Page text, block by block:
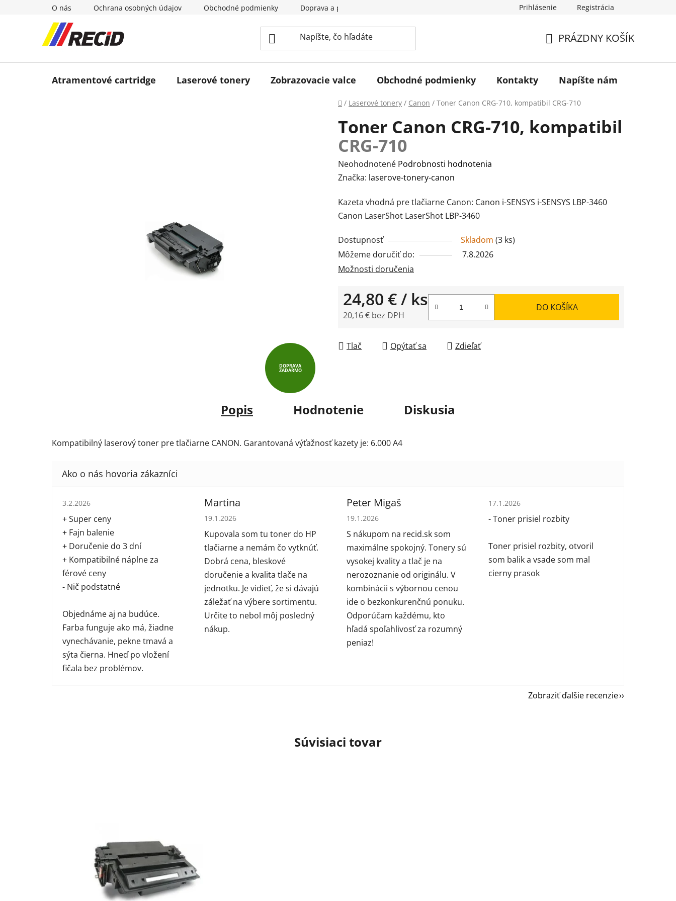
O nás Ochrana osobných údajov Obchodné podmienky Doprava a pladba Prihlásenie Registrácia
KOŠÍK
PRÁZDNY KOŠÍK
Atramentové cartridge Laserové tonery Zobrazovacie valce Obchodné podmienky Kontakty Napíšte nám
Domov
/ Laserové tonery / Canon / Toner Canon CRG-710, kompatibil CRG-710
Toner Canon CRG-710, kompatibil
CRG-710
Priemerné
hodnotenie
je
0,0
5
hviezdičiek.
Neohodnotené Podrobnosti hodnotenia
Značka: laserove-tonery-canon
Kazeta vhodná pre tlačiarne Canon: Canon i-SENSYS i-SENSYS LBP-3460
Canon LaserShot LaserShot LBP-3460
Dostupnosť Skladom (3 ks)
Môžeme doručiť do:
7.8.2026
Možnosti doručenia
24,80 €/ ks
20,16 € bez DPH
DO KOŠÍKA
Tlač Opýtať sa Zdieľať
DOPRAVA
ZADARMO
Popis Hodnotenie Diskusia
Kompatibilný laserový toner pre tlačiarne CANON. Garantovaná výťažnosť kazety je: 6.000 A4
Hodnotenie obchodu je 5 z 5 hviezdičiek.
3.2.2026
+ Super ceny
+ Fajn balenie
+ Doručenie do 3 dní
+ Kompatibilné náplne za
férové ceny
- Nič podstatné
Objednáme aj na budúce.
Farba funguje ako má, žiadne
vynechávanie, pekne tmavá a
sýta čierna. Hneď po vložení
fičala bez problémov.
Martina
Hodnotenie obchodu je 5 z 5 hviezdičiek.
19.1.2026
Kupovala som tu toner do HP
tlačiarne a nemám čo vytknúť.
Dobrá cena, bleskové
doručenie a kvalita tlače na
jednotku. Je vidieť, že si dávajú
záležať na výbere sortimentu.
Určite to nebol môj posledný
nákup.
Peter Migaš
Hodnotenie obchodu je 5 z 5 hviezdičiek.
19.1.2026
S nákupom na recid.sk som
maximálne spokojný. Tonery sú
vysokej kvality a tlač je na
nerozoznanie od originálu. V
kombinácii s výbornou cenou
ide o bezkonkurenčnú ponuku.
Odporúčam každému, kto
hľadá spoľahlivosť za rozumný
peniaz!
Hodnotenie obchodu je 1 z 5 hviezdičiek.
17.1.2026
- Toner prisiel rozbity
Toner prisiel rozbity, otvoril
som balik a vsade som mal
cierny prasok
Zobraziť ďalšie recenzie
Súvisiaci tovar